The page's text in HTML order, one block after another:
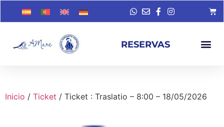
RESERVAS
Inicio / Ticket / Ticket : Traslatio – 8:00 – 18/05/2026